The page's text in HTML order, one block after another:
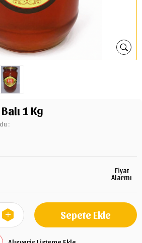
1 Kg
:
Fiyat
Alarmı
Sepete Ekle